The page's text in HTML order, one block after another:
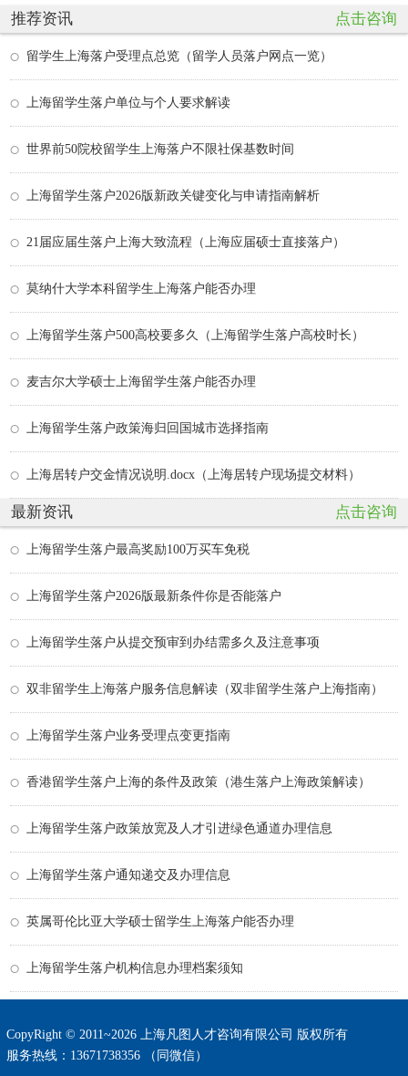
推荐资讯 点击咨询
留学生上海落户受理点总览（留学人员落户网点一览）
上海留学生落户单位与个人要求解读
世界前50院校留学生上海落户不限社保基数时间
上海留学生落户2026版新政关键变化与申请指南解析
21届应届生落户上海大致流程（上海应届硕士直接落户）
莫纳什大学本科留学生上海落户能否办理
上海留学生落户500高校要多久（上海留学生落户高校时长）
麦吉尔大学硕士上海留学生落户能否办理
上海留学生落户政策海归回国城市选择指南
上海居转户交金情况说明.docx（上海居转户现场提交材料）
最新资讯 点击咨询
上海留学生落户最高奖励100万买车免税
上海留学生落户2026版最新条件你是否能落户
上海留学生落户从提交预审到办结需多久及注意事项
双非留学生上海落户服务信息解读（双非留学生落户上海指南）
上海留学生落户业务受理点变更指南
香港留学生落户上海的条件及政策（港生落户上海政策解读）
上海留学生落户政策放宽及人才引进绿色通道办理信息
上海留学生落户通知递交及办理信息
英属哥伦比亚大学硕士留学生上海落户能否办理
上海留学生落户机构信息办理档案须知
CopyRight © 2011~2026 上海凡图人才咨询有限公司 版权所有
服务热线：13671738356 （同微信）